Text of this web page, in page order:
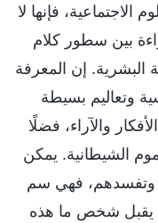
الاجتماعية، فإنها لا
بين سطور كلام
البشرية. إن المعرفة
وتعاليم بسيطة
والآراء، فضلًا
الشيطانية. يمكن
وتفسدهم، فهي سم
يقبل شخص ما هذه